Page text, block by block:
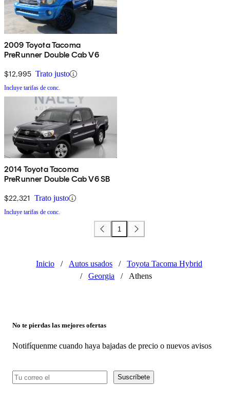
2009 Toyota Tacoma
PreRunner Double Cab V6
$12,995 Trato justo
Incluye tarifas de conc.
2014 Toyota Tacoma
PreRunner Double Cab V6 SB
$22,321 Trato justo
Incluye tarifas de conc.
1
Inicio / Autos usados /
Toyota Tacoma Hybrid
/
Georgia / Athens
No te pierdas las mejores ofertas
Notifíquenme cuando haya bajadas de precio o nuevos avisos
Suscríbete